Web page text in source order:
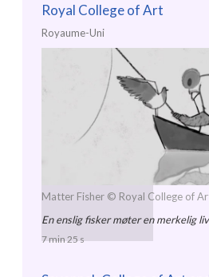
Royal College of Art
Royaume-Uni
Matter Fisher © Royal College of
En enslig fisker møter en merkelig
7 min 25 s